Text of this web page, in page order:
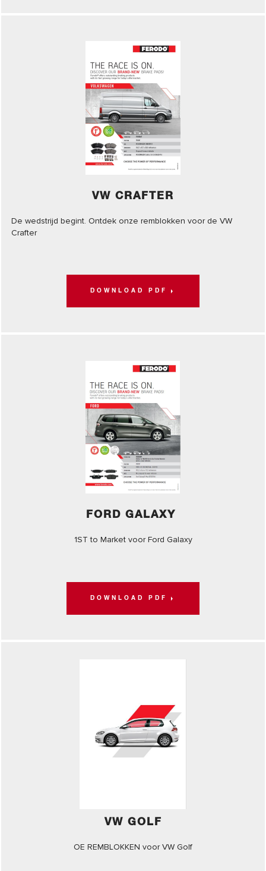
VW CRAFTER
De wedstrijd begint. Ontdek onze remblokken voor de VW
Crafter
DOWNLOAD PDF
FORD GALAXY
1ST to Market voor Ford Galaxy
DOWNLOAD PDF
VW GOLF
OE REMBLOKKEN voor VW Golf